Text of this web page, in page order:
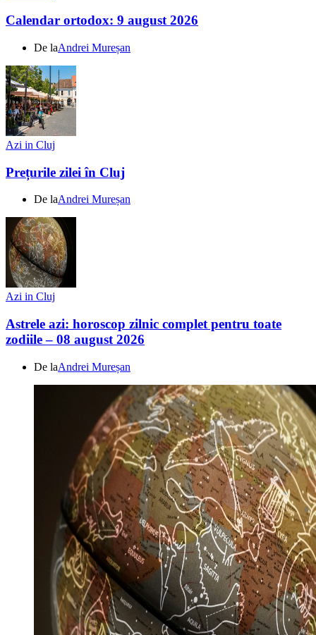
Calendar ortodox: 9 august 2026
De laAndrei Mureșan
Azi in Cluj
Prețurile zilei în Cluj
De laAndrei Mureșan
Azi in Cluj
Astrele azi: horoscop zilnic complet pentru toate
zodiile – 08 august 2026
De laAndrei Mureșan